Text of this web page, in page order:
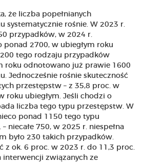
że liczba popełnianych
systematycznie rośnie. W 2023 r.
przypadków, w 2024 r.
ponad 2700, w ubiegłym roku
tego rodzaju przypadków
roku odnotowano już prawie 1600
Jednocześnie rośnie skuteczność
przestępstw – z 35,8 proc. w
roku ubiegłym. Jeśli chodzi o
liczba tego typu przestępstw. W
ponad 1150 tego typu
niecałe 750, w 2025 r. niespełna
było 230 takich przypadków.
z ok. 6 proc. w 2023 r. do 11,3 proc.
interwencji związanych ze